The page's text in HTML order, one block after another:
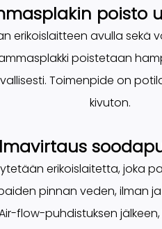
poisto
erikoislaitteen avulla sekä
poistetaan
Toimenpide on
kivuton.
erikoislaitetta, joka
pinnan veden, ilman
flow-puhdistuksen